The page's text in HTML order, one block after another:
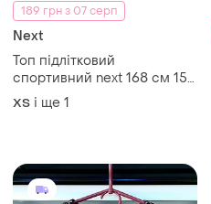
189 грн з 07 серп
Next
Топ підлітковий
спортивний next 168 см 15-
16 р або на s
ХS і ще 1